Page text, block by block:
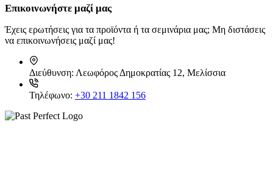
Επικοινωνήστε μαζί μας
Έχεις ερωτήσεις για τα προϊόντα ή τα σεμινάρια μας; Μη διστάσεις
να επικοινωνήσεις μαζί μας!
Διεύθυνση: Λεωφόρος Δημοκρατίας 12, Μελίσσια
Τηλέφωνο: +30 211 1842 156